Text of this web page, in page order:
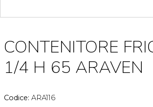
CONTENITORE
1/4 H 65 ARAVEN
Codice: ARA116